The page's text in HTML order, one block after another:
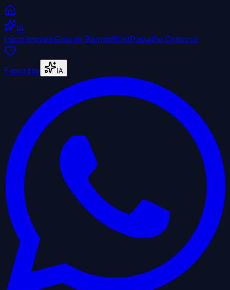
IA
InícioImóveisGuia de BairrosBlogTrabalhe Conosco
Favoritos IA